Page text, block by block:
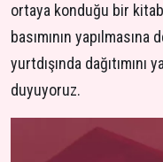
ortaya konduğu bir
basımının
yurtdışında
duyuyoruz.